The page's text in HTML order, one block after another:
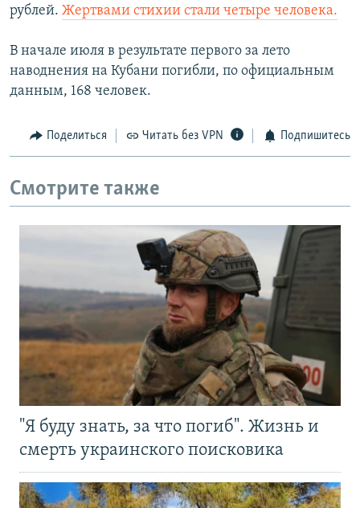
рублей. Жертвами стихии стали четыре человека.
В начале июля в результате первого за лето
наводнения на Кубани погибли, по официальным
данным, 168 человек.
Поделиться Читать без VPN Подпишитесь
Смотрите также
"Я буду знать, за что погиб". Жизнь и
смерть украинского поисковика